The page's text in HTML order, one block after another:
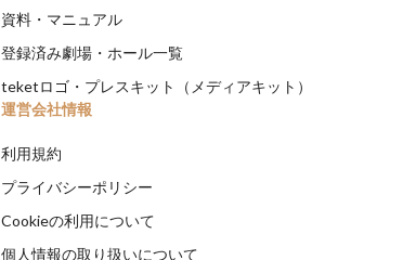
資料・マニュアル
登録済み劇場・ホール一覧
teketロゴ・プレスキット（メディアキット）
運営会社情報
利用規約
プライバシーポリシー
Cookieの利用について
個人情報の取り扱いについて